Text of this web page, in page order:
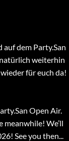
auf dem Party.San
weiterhin
für euch da!
Open Air.
meanwhile! We’ll
See you then...